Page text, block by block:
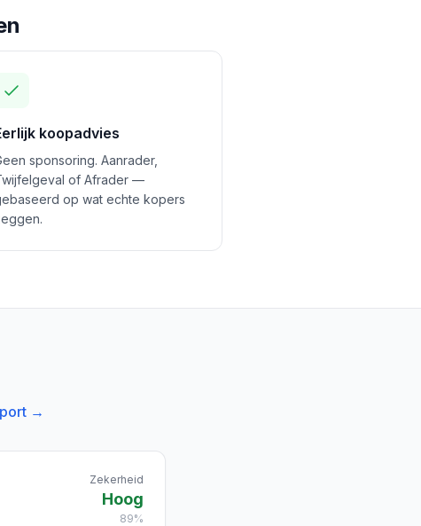
koopadvies
sponsoring. Aanrader,
of Afrader —
op wat echte kopers
→
Zekerheid
Hoog
89%